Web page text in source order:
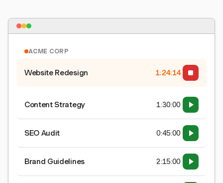
ACME CORP
Website Redesign 1:24:15
Content Strategy 1:30:00
SEO Audit 0:45:00
Brand Guidelines 2:15:00